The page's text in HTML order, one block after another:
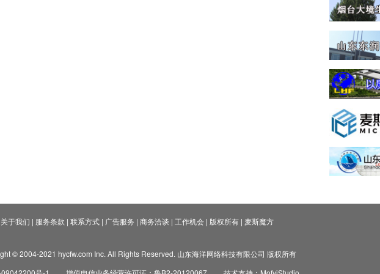
关于我们 | 服务条款 | 联系方式| 广告服务 | 商务洽谈 | 工作机会| 版权所有| 麦斯魔方
© 2004-2021 hycfw.com Inc. All Rights Reserved. 山东海洋网络科技有限公司 版权所有